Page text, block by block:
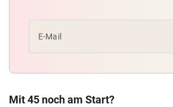
E-Mail
Mit 45 noch am Start?